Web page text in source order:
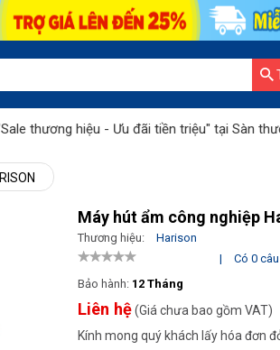
hiệu - Ưu đãi tiền triệu" tại Sàn thương
Máy hút ẩm công nghiệp
Thương hiệu:
Harison
|
Có 0
Bảo hành: 12 Tháng
Liên hệ(Giá chưa bao gồm VAT)
Kính mong quý khách lấy hóa đơn